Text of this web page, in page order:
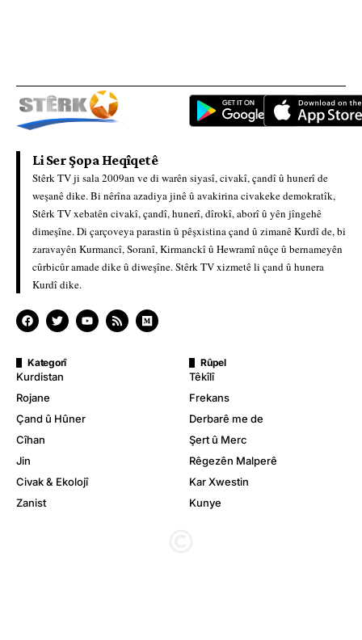
Li Ser Şopa Heqîqetê
Stêrk TV ji sala 2009an ve di warên siyasî, civakî, çandî û hunerî de
weşanê dike. Bi nêrîna azadiya jinê û avakirina civakeke demokratîk,
Stêrk TV xebatên civakî, çandî, hunerî, dîrokî, aborî û yên jîngehê
dimeşîne. Di çarçoveya parastin û pêşxistina çand û zimanê Kurdî de, bi
zaravayên Kurmancî, Soranî, Kirmanckî û Hewramî nûçe û bernameyên
cûrbicûr amade dike û diweşîne. Stêrk TV xizmetê li çand û hunera
Kurdî dike.
Kategorî
Kurdistan
Rojane
Çand û Hûner
Cîhan
Jin
Civak & Ekolojî
Zanist
Rûpel
Têkîlî
Frekans
Derbarê me de
Şert û Merc
Rêgezên Malperê
Kar Xwestin
Kunye